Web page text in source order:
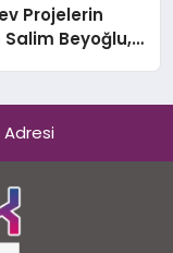
Projelerin
Beyoğlu,